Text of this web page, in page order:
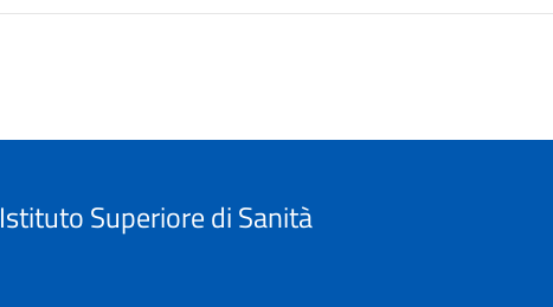
Istituto Superiore di Sanità